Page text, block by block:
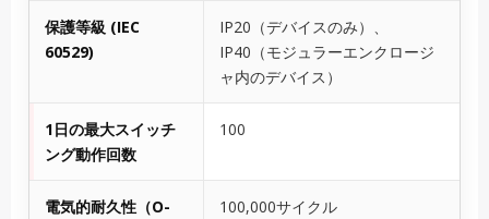
保護等級 (IEC
60529)
IP20（デバイスのみ）、
IP40（モジュラーエンクロージ
ャ内のデバイス）
1日の最大スイッチ
ング動作回数
100
電気的耐久性（O-
100,000サイクル